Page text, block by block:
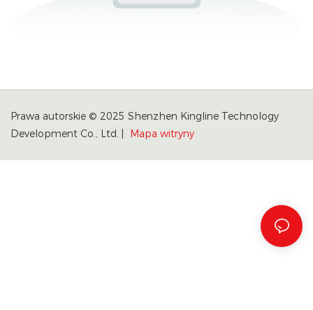
Prawa autorskie © 2025 Shenzhen Kingline Technology
Development Co., Ltd. |
Mapa witryny